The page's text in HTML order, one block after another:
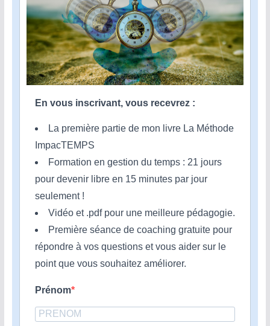
En vous inscrivant, vous recevrez :
La première partie de mon livre La Méthode
ImpacTEMPS
Formation en gestion du temps : 21 jours
pour devenir libre en 15 minutes par jour
seulement !
Vidéo et .pdf pour une meilleure pédagogie.
Première séance de coaching gratuite pour
répondre à vos questions et vous aider sur le
point que vous souhaitez améliorer.
Prénom